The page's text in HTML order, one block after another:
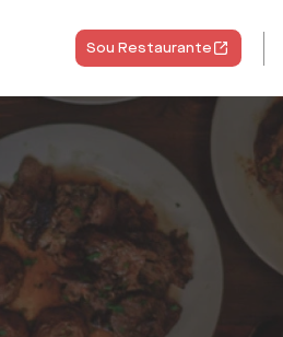
Sou Restaurante